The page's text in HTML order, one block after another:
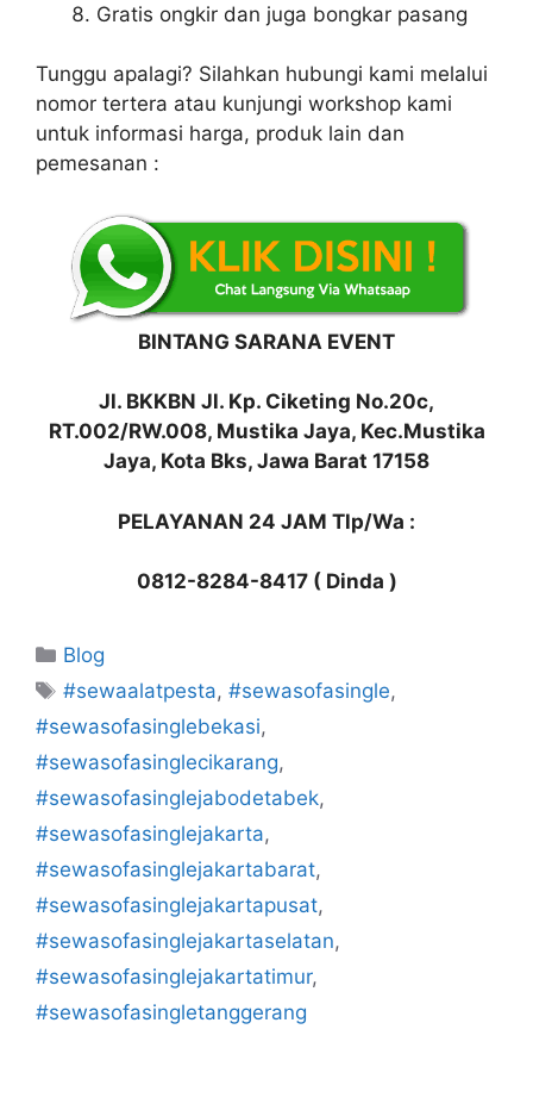
Gratis ongkir dan juga bongkar pasang
Tunggu apalagi? Silahkan hubungi kami melalui
nomor tertera atau kunjungi workshop kami
untuk informasi harga, produk lain dan
pemesanan :
BINTANG SARANA EVENT
Jl. BKKBN Jl. Kp. Ciketing No.20c,
RT.002/RW.008, Mustika Jaya, Kec.Mustika
Jaya, Kota Bks, Jawa Barat 17158
PELAYANAN 24 JAM Tlp/Wa :
0812-8284-8417 ( Dinda )
Kategori
Blog
Tag
#sewaalatpesta,#sewasofasingle,
#sewasofasinglebekasi,
#sewasofasinglecikarang,
#sewasofasinglejabodetabek,
#sewasofasinglejakarta,
#sewasofasinglejakartabarat,
#sewasofasinglejakartapusat,
#sewasofasinglejakartaselatan,
#sewasofasinglejakartatimur,
#sewasofasingletanggerang